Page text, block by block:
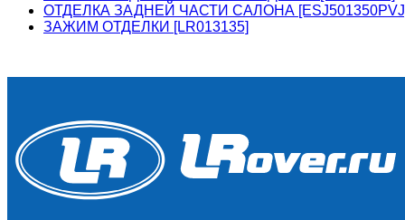
ОТДЕЛКА ЗАДНЕЙ ЧАСТИ САЛОНА
ЗАЖИМ ОТДЕЛКИ [LR013135]